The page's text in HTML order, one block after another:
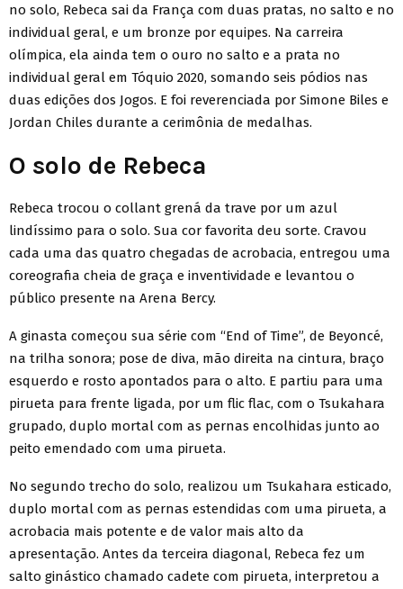
no solo, Rebeca sai da França com duas pratas, no salto e no
individual geral, e um bronze por equipes. Na carreira
olímpica, ela ainda tem o ouro no salto e a prata no
individual geral em Tóquio 2020, somando seis pódios nas
duas edições dos Jogos. E foi reverenciada por Simone Biles e
Jordan Chiles durante a cerimônia de medalhas.
O solo de Rebeca
Rebeca trocou o collant grená da trave por um azul
lindíssimo para o solo. Sua cor favorita deu sorte. Cravou
cada uma das quatro chegadas de acrobacia, entregou uma
coreografia cheia de graça e inventividade e levantou o
público presente na Arena Bercy.
A ginasta começou sua série com “End of Time”, de Beyoncé,
na trilha sonora; pose de diva, mão direita na cintura, braço
esquerdo e rosto apontados para o alto. E partiu para uma
pirueta para frente ligada, por um flic flac, com o Tsukahara
grupado, duplo mortal com as pernas encolhidas junto ao
peito emendado com uma pirueta.
No segundo trecho do solo, realizou um Tsukahara esticado,
duplo mortal com as pernas estendidas com uma pirueta, a
acrobacia mais potente e de valor mais alto da
apresentação. Antes da terceira diagonal, Rebeca fez um
salto ginástico chamado cadete com pirueta, interpretou a